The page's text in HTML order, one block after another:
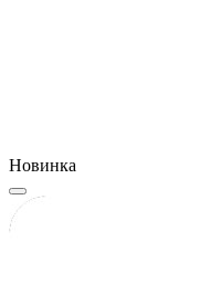
Новинка